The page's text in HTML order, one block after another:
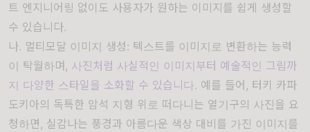
트 엔지니어링 없이도 사용자가 원하는 이미지를 쉽게 생성할
수 있습니다.
나. 멀티모달 이미지 생성: 텍스트를 이미지로 변환하는 능력
이 탁월하며, 사진처럼 사실적인 이미지부터 예술적인 그림까
지 다양한 스타일을 소화할 수 있습니다. 예를 들어, 터키 카파
도키아의 독특한 암석 지형 위로 떠다니는 열기구의 사진을 요
청하면, 실감나는 풍경과 아름다운 색상 대비를 가진 이미지를